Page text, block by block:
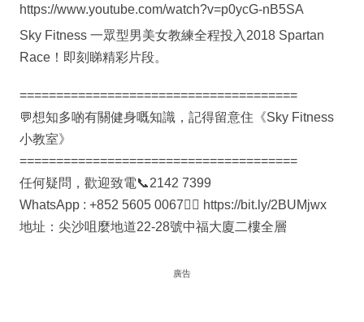
https://www.youtube.com/watch?v=p0ycG-nB5SA
Sky Fitness 一眾型男美女教練全程投入2018 Spartan
Race！即刻睇精彩片段。
======================================
💬想知多啲有關健身嘅知識，記得留意住《Sky Fitness
小教室》
======================================
任何疑問，歡迎致電📞2142 7399
WhatsApp : +852 5605 0067👉🏻 https://bit.ly/2BUMjwx
地址：尖沙咀麼地道22-28號中福大廈二樓全層
廣告